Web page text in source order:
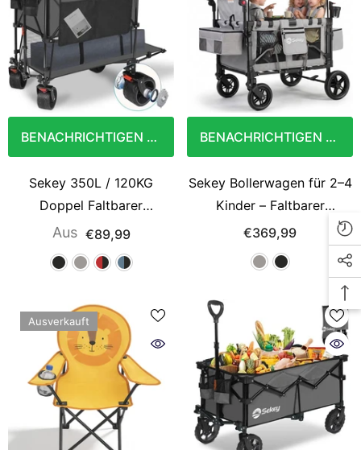
BENACHRICHTIGEN SIE MICH
Sekey 350L / 120KG
Doppel Faltbarer
Bollerwagen, Patentiert
Zusammenfaltbar aus Vier
Richtungen, mit Bremsen
Aus €89,99
BENACHRICHTIGEN SIE MICH
Sekey Bollerwagen für 2–4
Kinder – Faltbarer
Kinderwagen mit Dach, 4
Sitze mit 5-Punkt-
Gurtsystem, Duo-
Schiebegriff, großer
Stauraum & All-Terrain
Räder (Modell SS7070)
€369,99
Ausverkauft